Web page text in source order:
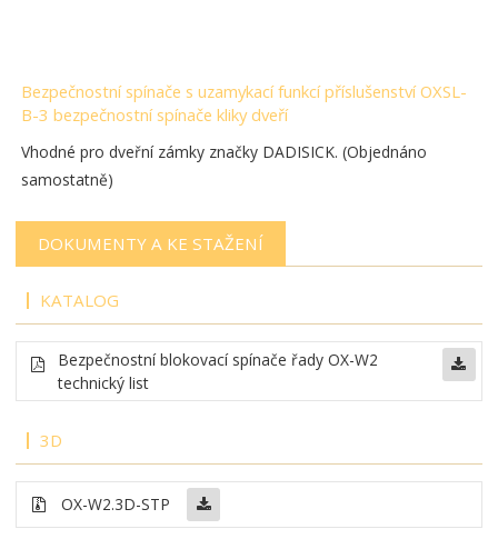
Bezpečnostní spínače s uzamykací funkcí příslušenství OXSL-
B-3 bezpečnostní spínače kliky dveří
Vhodné pro dveřní zámky značky DADISICK. (Objednáno
samostatně)
DOKUMENTY A KE STAŽENÍ
KATALOG
Bezpečnostní blokovací spínače řady OX-W2
technický list
3D
OX-W2.3D-STP